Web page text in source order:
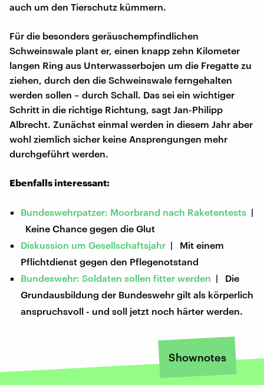
auch um den Tierschutz kümmern.
Für die besonders geräuschempfindlichen
Schweinswale plant er, einen knapp zehn Kilometer
langen Ring aus Unterwasserbojen um die Fregatte zu
ziehen, durch den die Schweinswale ferngehalten
werden sollen – durch Schall. Das sei ein wichtiger
Schritt in die richtige Richtung, sagt Jan-Philipp
Albrecht. Zunächst einmal werden in diesem Jahr aber
wohl ziemlich sicher keine Ansprengungen mehr
durchgeführt werden.
Ebenfalls interessant:
Bundeswehrpatzer: Moorbrand nach Raketentests |
Keine Chance gegen die Glut
Diskussion um Gesellschaftsjahr | Mit einem
Pflichtdienst gegen den Pflegenotstand
Bundeswehr: Soldaten sollen fitter werden | Die
Grundausbildung der Bundeswehr gilt als körperlich
anspruchsvoll - und soll jetzt noch härter werden.
Shownotes